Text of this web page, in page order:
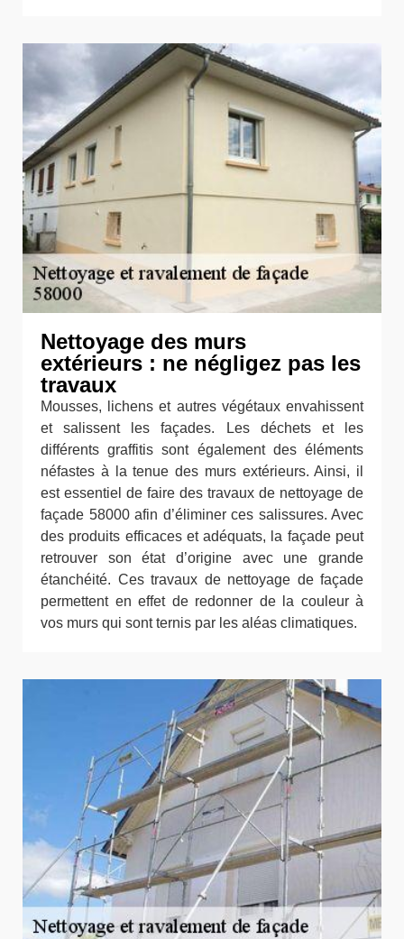
Nettoyage des murs
extérieurs : ne négligez pas les
travaux
Mousses, lichens et autres végétaux envahissent
et salissent les façades. Les déchets et les
différents graffitis sont également des éléments
néfastes à la tenue des murs extérieurs. Ainsi, il
est essentiel de faire des travaux de nettoyage de
façade 58000 afin d’éliminer ces salissures. Avec
des produits efficaces et adéquats, la façade peut
retrouver son état d’origine avec une grande
étanchéité. Ces travaux de nettoyage de façade
permettent en effet de redonner de la couleur à
vos murs qui sont ternis par les aléas climatiques.